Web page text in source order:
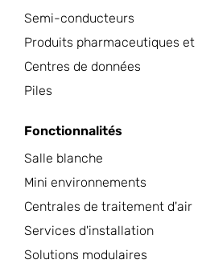
Semi-conducteurs
Produits pharmaceutiques
Centres de données
Piles
Fonctionnalités
Salle blanche
Mini environnements
Centrales de traitement d'air
Services d'installation
Solutions modulaires